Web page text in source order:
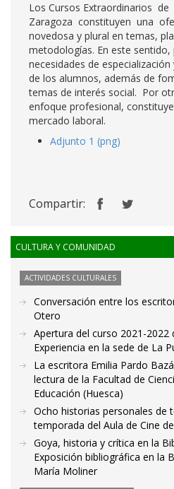
Los Cursos Extraordinarios
Zaragoza constituyen una
novedosa y plural en temas,
metodologías. En este
necesidades de
de los alumnos, además de
temas de interés social. Por
enfoque profesional,
mercado laboral.
Adjunto 1 (png)
Compartir:
CULTURA Y COMUNIDAD
ACTIVIDADES CULTURALES
Conversación entre los
Otero
Apertura del curso 2021-2022
Experiencia en la sede de La
La escritora Emilia Pardo
lectura de la Facultad de
Educación (Huesca)
Ocho historias personales de
temporada del Aula de Cine
Goya, historia y crítica en la
Exposición bibliográfica en la
María Moliner